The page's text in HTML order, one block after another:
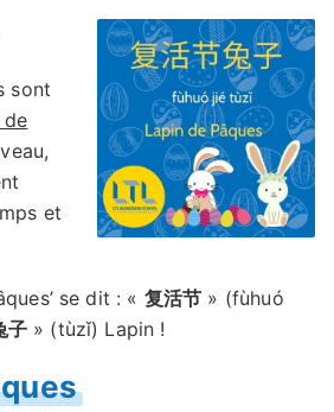
sont
de
et
se dit : « 复活节 » (fùhuó
子» (tùzǐ) Lapin !